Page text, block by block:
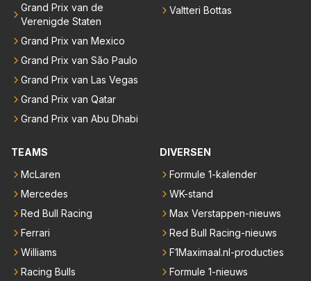
Grand Prix van de
Verenigde Staten
Grand Prix van Mexico
Grand Prix van São Paulo
Grand Prix van Las Vegas
Grand Prix van Qatar
Grand Prix van Abu Dhabi
Valtteri Bottas
TEAMS
McLaren
Mercedes
Red Bull Racing
Ferrari
Williams
Racing Bulls
DIVERSEN
Formule 1-kalender
WK-stand
Max Verstappen-nieuws
Red Bull Racing-nieuws
F1Maximaal.nl-producties
Formule 1-nieuws